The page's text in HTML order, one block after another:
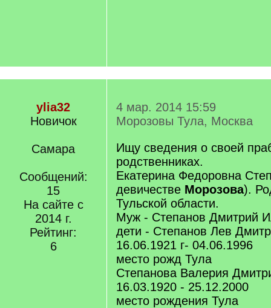
ylia32
Новичок
Самара
Сообщений:
15
На сайте с
2014 г.
Рейтинг:
6
4 мар. 2014 15:59
Морозовы Тула, Москва
Ищу сведения о своей
родственниках.
Екатерина Федоровна
девичестве Морозова).
Тульской области.
Муж - Степанов Дмитрий
дети - Степанов Лев
16.06.1921 г- 04.06.1996
место рожд Тула
Степанова Валерия
16.03.1920 - 25.12.2000
место рождения Тула